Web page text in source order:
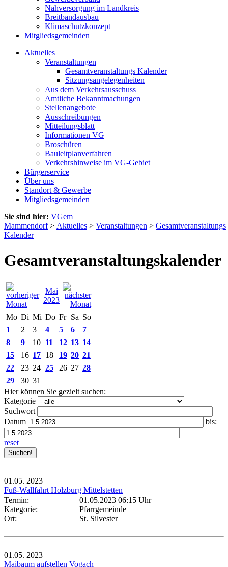
Nahversorgung im Landkreis
Breitbandausbau
Klimaschutzkonzept
Mitgliedsgemeinden
Aktuelles
Veranstaltungen
Gesamtveranstaltungs Kalender
Sitzungsangelegenheiten
Aus dem Verkehrsausschuss
Amtliche Bekanntmachungen
Stellenangebote
Ausschreibungen
Mitteilungsblatt
Informationen VG
Broschüren
Bauleitplanverfahren
Verkehrshinweise im VG-Gebiet
Bürgerservice
Über uns
Standort & Gewerbe
Mitgliedsgemeinden
Sie sind hier: VGem
Mammendorf> Aktuelles > Veranstaltungen > Gesamtveranstaltungs
Kalender
Gesamtveranstaltungskalender
Mai
2023
Mo Di Mi Do Fr Sa So
1
2 3 4 5 6
7
8
9 10 11 12 13 14
15
16 17 18 19 20 21
22
23 24 25 26 27 28
29
30 31
Hier können Sie gezielt suchen:
Kategorie
Suchwort
Datum
bis:
reset
01.05. 2023
Fuß-Wallfahrt Holzburg Mittelstetten
Termin:
01.05.2023 06:15 Uhr
Kategorie:
Pfarrgemeinde
Ort:
St. Silvester
01.05. 2023
Maibaum aufstellen Vogach